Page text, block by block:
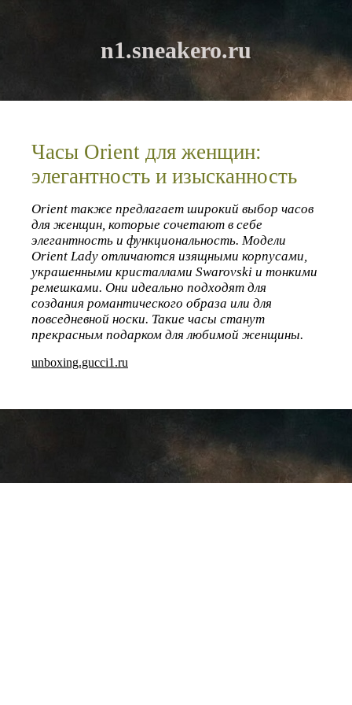
n1.sneakero.ru
Часы Orient для женщин:
элегантность и изысканность
Orient также предлагает широкий выбор часов
для женщин, которые сочетают в себе
элегантность и функциональность. Модели
Orient Lady отличаются изящными корпусами,
украшенными кристаллами Swarovski и тонкими
ремешками. Они идеально подходят для
создания романтического образа или для
повседневной носки. Такие часы станут
прекрасным подарком для любимой женщины.
unboxing.gucci1.ru